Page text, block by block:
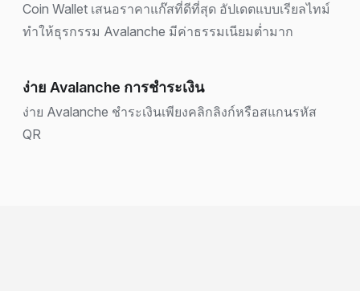
Coin Wallet เสนอราคาแก๊สที่ดีที่สุด อัปเดตแบบเรียลไทม์
ทำให้ธุรกรรม Avalanche มีค่าธรรมเนียมต่ำมาก
ง่าย Avalanche การชำระเงิน
ง่าย Avalanche ชำระเงินเพียงคลิกลิงก์หรือสแกนรหัส
QR